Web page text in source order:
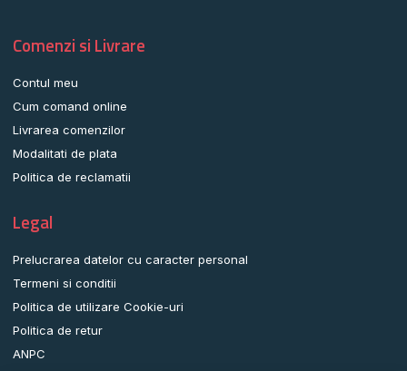
Comenzi si Livrare
Contul meu
Cum comand online
Livrarea comenzilor
Modalitati de plata
Politica de reclamatii
Legal
Prelucrarea datelor cu caracter personal
Termeni si conditii
Politica de utilizare Cookie-uri
Politica de retur
ANPC